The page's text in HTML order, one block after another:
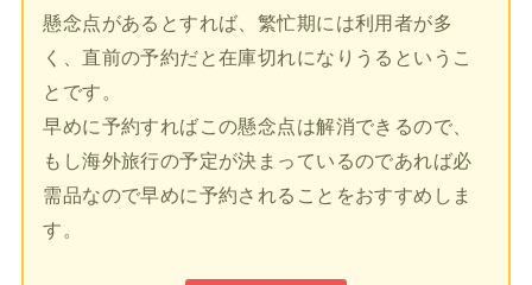
懸念点があるとすれば、繁忙期には利用者が多
く、直前の予約だと在庫切れになりうるというこ
とです。
早めに予約すればこの懸念点は解消できるので、
もし海外旅行の予定が決まっているのであれば必
需品なので早めに予約されることをおすすめしま
す。